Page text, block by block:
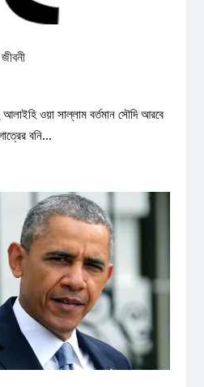
আলাইহি ওয়া সাল্লাম বর্তমান সৌদি আরবে
বনি...